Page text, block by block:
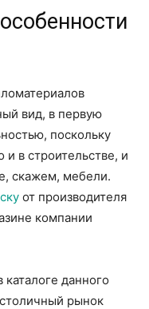
вид, в первую
поскольку
и в строительстве, и
скажем, мебели.
от производителя
компании
данного
рынок